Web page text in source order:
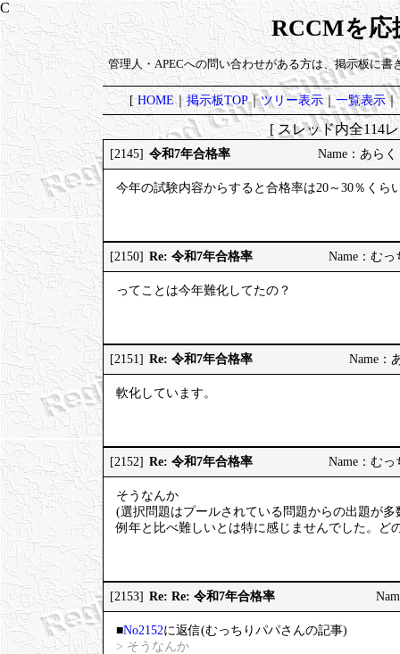
RCCMを応
管理人・APECへの問い合わせがある方は、掲示板に書
[HOME｜掲示板TOP｜ツリー表示｜一覧表示｜
[ スレッド内全114
[2145] 令和7年合格率 Name：あら
今年の試験内容からすると合格率は20～30％くら
[2150] Re: 令和7年合格率 Name：む
ってことは今年難化してたの？
[2151] Re: 令和7年合格率 Name：
軟化しています。
[2152] Re: 令和7年合格率 Name：む
そうなんか
(選択問題はプールされている問題からの出題が
例年と比べ難しいとは特に感じませんでした。ど
[2153] Re: Re: 令和7年合格率
■No2152に返信(むっちりパパさんの記事)
> そうなんか